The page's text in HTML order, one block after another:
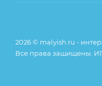
2026 © malyish.ru -
Все права защищены.